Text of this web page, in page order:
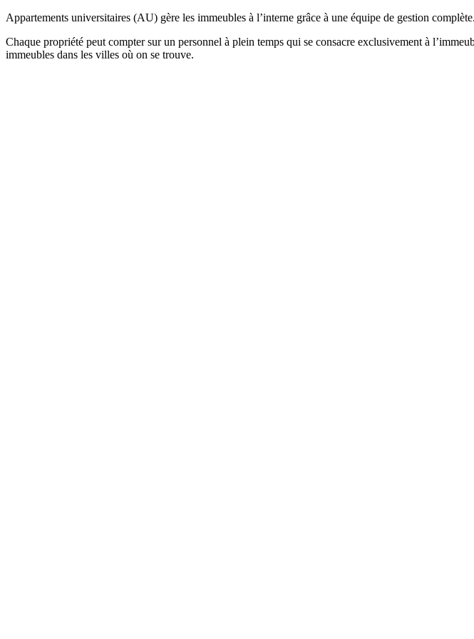
Appartements universitaires (AU) gère les immeubles à l’interne grâce à une équipe de gestion complète.
Chaque propriété peut compter sur un personnel à plein temps qui se consacre exclusivement à
immeubles dans les villes où on se trouve.